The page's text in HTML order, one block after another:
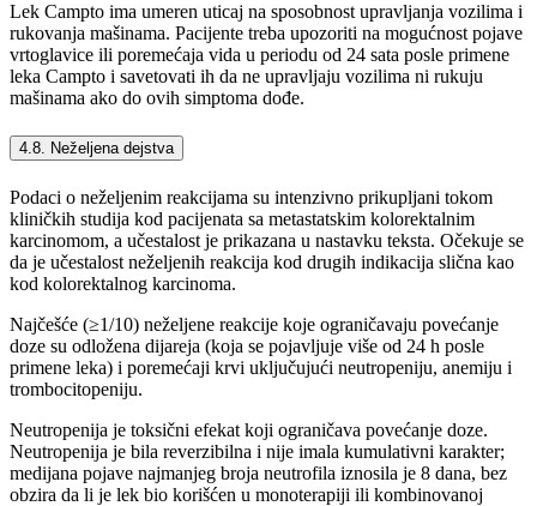
Lek Campto ima umeren uticaj na sposobnost upravljanja vozilima i
rukovanja mašinama. Pacijente treba upozoriti na mogućnost pojave
vrtoglavice ili poremećaja vida u periodu od 24 sata posle primene
leka Campto i savetovati ih da ne upravljaju vozilima ni rukuju
mašinama ako do ovih simptoma dođe.
4.8. Neželjena dejstva
Podaci o neželjenim reakcijama su intenzivno prikupljani tokom
kliničkih studija kod pacijenata sa metastatskim kolorektalnim
karcinomom, a učestalost je prikazana u nastavku teksta. Očekuje se
da je učestalost neželjenih reakcija kod drugih indikacija slična kao
kod kolorektalnog karcinoma.
Najčešće (≥1/10) neželjene reakcije koje ograničavaju povećanje
doze su odložena dijareja (koja se pojavljuje više od 24 h posle
primene leka) i poremećaji krvi uključujući neutropeniju, anemiju i
trombocitopeniju.
Neutropenija je toksični efekat koji ograničava povećanje doze.
Neutropenija je bila reverzibilna i nije imala kumulativni karakter;
medijana pojave najmanjeg broja neutrofila iznosila je 8 dana, bez
obzira da li je lek bio korišćen u monoterapiji ili kombinovanoj